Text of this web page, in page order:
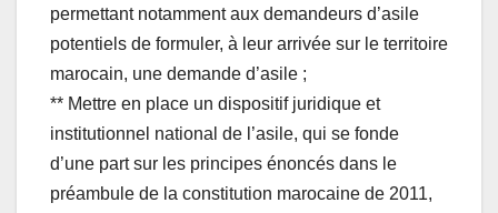
permettant notamment aux demandeurs d’asile
potentiels de formuler, à leur arrivée sur le territoire
marocain, une demande d’asile ;
** Mettre en place un dispositif juridique et
institutionnel national de l’asile, qui se fonde
d’une part sur les principes énoncés dans le
préambule de la constitution marocaine de 2011,